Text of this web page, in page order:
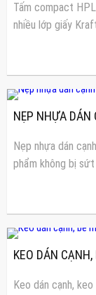
Tấm compact
nhiều lớp giấy
NẸP NHỰA DÁN
Nẹp nhựa dán
phẩm không bị
KEO DÁN
Keo dán cạnh,